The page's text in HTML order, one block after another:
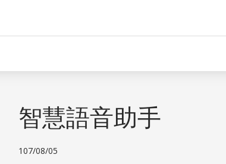
智慧語音助手
107/08/05